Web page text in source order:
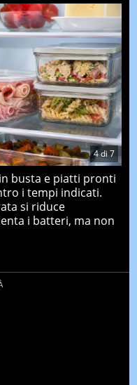
4di 7
busta e piatti pronti
i tempi indicati.
si riduce
i batteri, ma non